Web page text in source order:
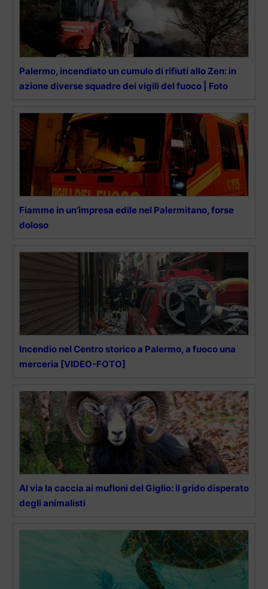
Palermo, incendiato un cumulo di rifiuti allo Zen: in
azione diverse squadre dei vigili del fuoco | Foto
Fiamme in un’impresa edile nel Palermitano, forse
doloso
Incendio nel Centro storico a Palermo, a fuoco una
merceria [VIDEO-FOTO]
Al via la caccia ai mufloni del Giglio: il grido disperato
degli animalisti